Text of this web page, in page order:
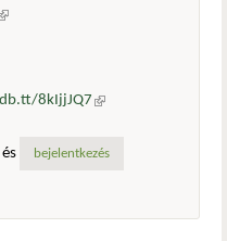
hivatkozás)
8kIjjJQ7 (külső
és bejelentkezés